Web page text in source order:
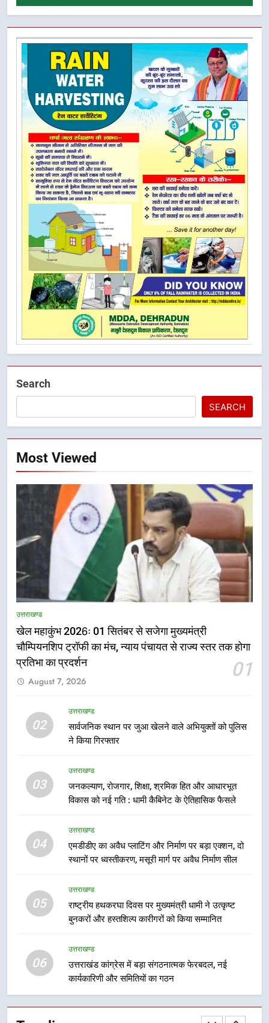
Search
SEARCH
Most Viewed
उत्तराखण्ड
खेल महाकुंभ 2026ः 01 सितंबर से सजेगा मुख्यमंत्री
चौम्पियनशिप ट्रॉफी का मंच, न्याय पंचायत से राज्य स्तर तक होगा
प्रतिभा का प्रदर्शन
01
August 7, 2026
02
उत्तराखण्ड
सार्वजनिक स्थान पर जुआ खेलने वाले अभियुक्तों को पुलिस
ने किया गिरफ्तार
03
उत्तराखण्ड
जनकल्याण, रोजगार, शिक्षा, श्रमिक हित और आधारभूत
विकास को नई गति : धामी कैबिनेट के ऐतिहासिक फैसले
04
उत्तराखण्ड
एमडीडीए का अवैध प्लाटिंग और निर्माण पर बड़ा एक्शन, दो
स्थानों पर ध्वस्तीकरण, मसूरी मार्ग पर अवैध निर्माण सील
05
उत्तराखण्ड
राष्ट्रीय हथकरघा दिवस पर मुख्यमंत्री धामी ने उत्कृष्ट
बुनकरों और हस्तशिल्प कारीगरों को किया सम्मानित
06
उत्तराखण्ड
उत्तराखंड कांग्रेस में बड़ा संगठनात्मक फेरबदल, नई
कार्यकारिणी और समितियों का गठन
राष्ट्रीय हथकरघा दिवस पर मुख्यमंत्री
कारीगरों को किया सम्मानित
उत्तराखण्ड
6
वाले महीनों में हजारों पदों पर की जाएगी
भर्ती
उत्तराखण्ड
दिल्ली-देहरादून आर्थिक कॉरिडोर से जुड़ी
12 किमी ग्रीनफील्ड बाईपास परियोजना
निर्देश, सुरक्षा मानकों से कोई समझौता
नहींः डीएम
1
खेल महाकुंभ 2026ः 01 सितंबर से सजेगा
प्रतिभा का प्रदर्शन
सार्वजनिक स्थान पर जुआ खेलने वाले
अभियुक्तों को पुलिस ने किया गिरफ्तार